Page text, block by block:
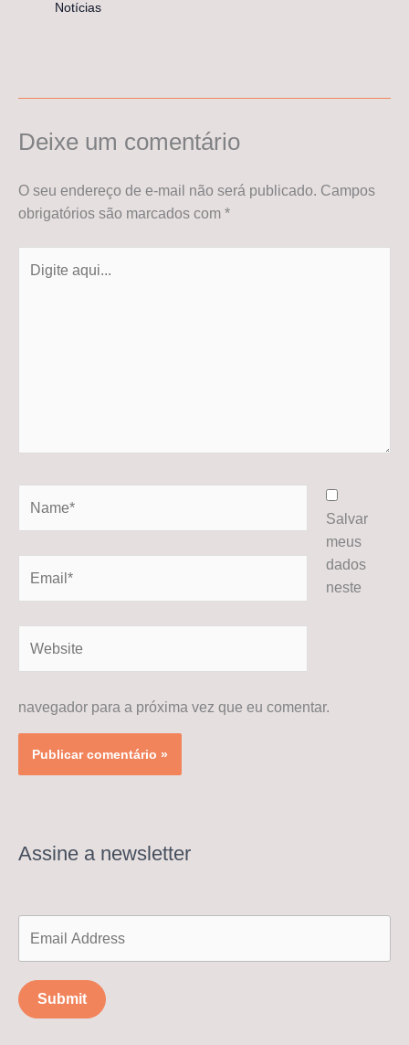
Notícias
Deixe um comentário
O seu endereço de e-mail não será publicado. Campos
obrigatórios são marcados com *
aqui...
Salvar
meus
dados
neste
navegador para a próxima vez que eu comentar.
Assine a newsletter
Submit